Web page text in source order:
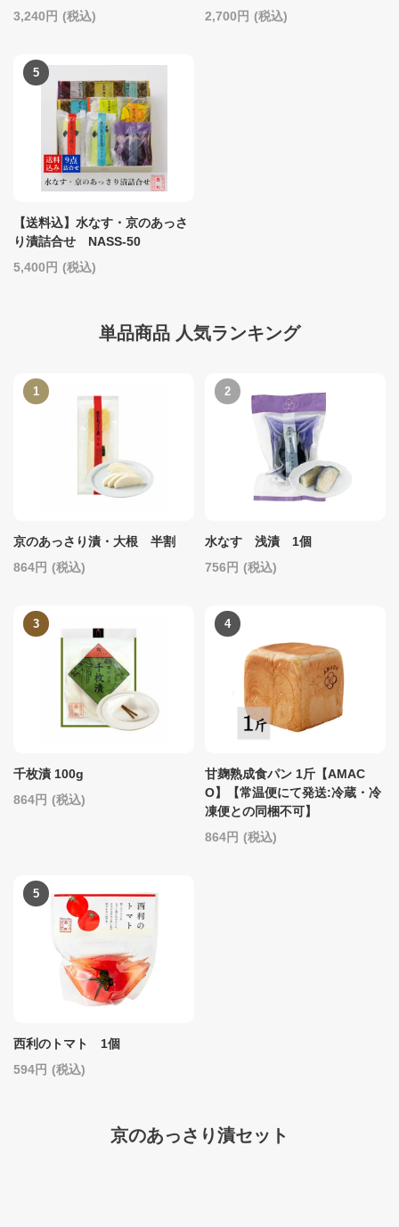
3,240 (税込) 2,700 (税込)
【送料込】水なす・京のあっさ
り漬詰合せ NASS-50
5,400
(税込)
単品商品 人気ランキング
京のあっさり漬・大根 半割
864
(税込)
水なす 浅漬 1個
756
(税込)
千枚漬 100g
864
(税込)
甘麹熟成食パン 1斤【AMAC
O】【常温便にて発送:冷蔵・冷
凍便との同梱不可】
864
(税込)
西利のトマト 1個
594
(税込)
京のあっさり漬セット